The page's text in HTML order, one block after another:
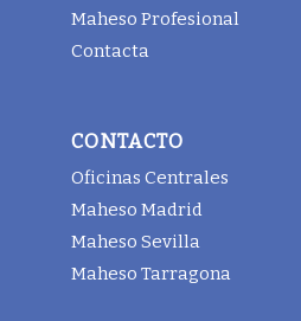
Maheso Profesional
Contacta
CONTACTO
Oficinas Centrales
Maheso Madrid
Maheso Sevilla
Maheso Tarragona